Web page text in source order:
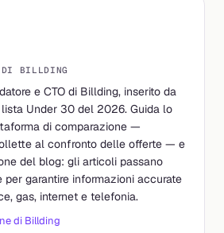
DI BILLDING
e CTO di Billding, inserito da
Under 30 del 2026. Guida lo
di comparazione —
al confronto delle offerte — e
del blog: gli articoli passano
per garantire informazioni accurate
gas, internet e telefonia.
di Billding